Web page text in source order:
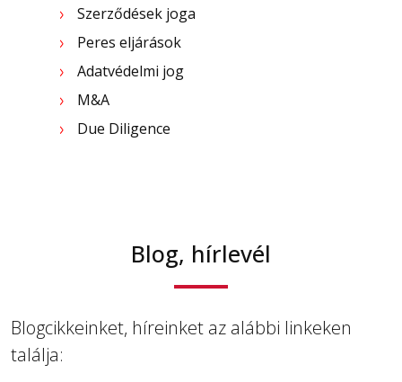
Szerződések joga
Peres eljárások
Adatvédelmi jog
M&A
Due Diligence
Blog, hírlevél
Blogcikkeinket, híreinket az alábbi linkeken
találja: